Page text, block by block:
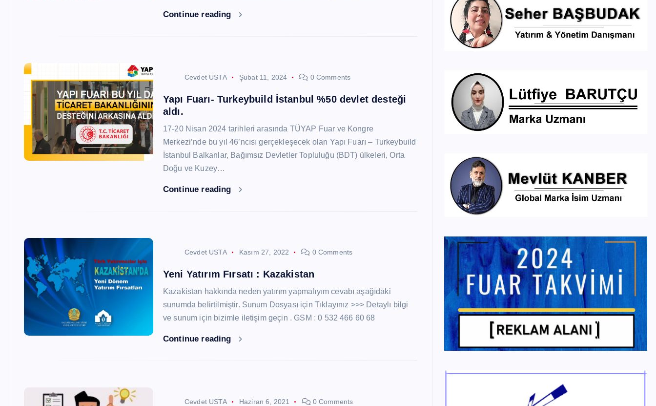
Continue reading
Cevdet USTA Şubat 11, 2024 0 Comments
Yapı Fuarı- Turkeybuild İstanbul %50 devlet desteği
aldı.
17-20 Nisan 2024 tarihleri arasında TÜYAP Fuar ve Kongre
Merkezi’nde bu yıl 46’ncısı gerçekleşecek olan Yapı Fuarı – Turkeybuild
İstanbul Balkanlar, Bağımsız Devletler Topluluğu (BDT) ülkeleri, Orta
Doğu ve Kuzey…
Continue reading
Cevdet USTA Kasım 27, 2022 0 Comments
Yeni Yatırım Fırsatı : Kazakistan
Kazakistan hakkında neden yatırım yapmalıyım cevabı aşağıdaki
sunumda belirtilmiştir. Sunum Dosyası için Tıklayınız >>> Detaylı bilgi
ve sunum için bizimle iletişim geçin . GSM : 0 532 466 60 68
Continue reading
Cevdet USTA Haziran 6, 2021 0 Comments